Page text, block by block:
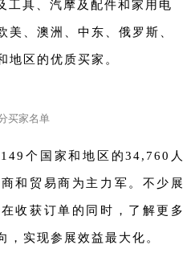
工具、汽摩及配件和家用电
美、澳洲、中东、俄罗斯、
地区的优质买家。
买家名单
个国家和地区的34,760人
和贸易商为主力军。不少展
收获订单的同时，了解更多
，实现参展效益最大化。